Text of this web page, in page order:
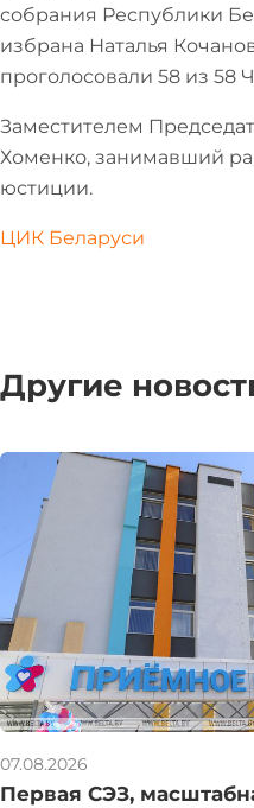
собрания Республики
избрана Наталья
проголосовали 58 из 58
Заместителем
Хоменко, занимавший
юстиции.
ЦИК Беларуси
Другие
07.08.2026
Первая СЭЗ,